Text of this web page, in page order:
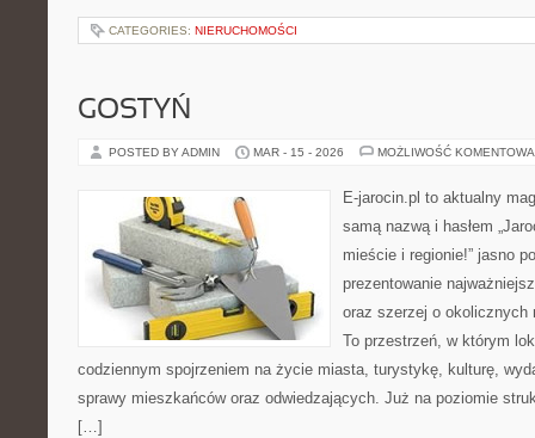
CATEGORIES: NIERUCHOMOŚCI
GOSTYŃ
POSTED BY ADMIN MAR - 15 - 2026 MOŻLIWOŚĆ
E-jarocin.pl to aktualny
samą nazwą i hasłem
mieście i regionie!” jasno
prezentowanie
oraz szerzej o okolicznych
To przestrzeń, w którym
codziennym spojrzeniem na życie miasta, turystykę, kulturę,
sprawy mieszkańców oraz odwiedzających. Już na poziomie
[…]